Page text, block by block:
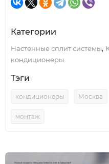
Категории
Настенные сплит системы,
кондиционеры
Тэги
кондиционеры Москва
монтаж